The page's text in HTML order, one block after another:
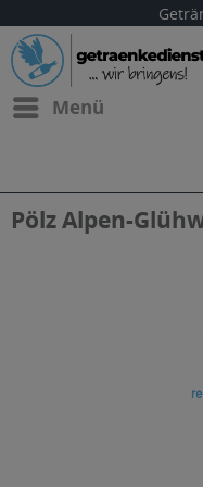
Menü
Pölz Alpen-